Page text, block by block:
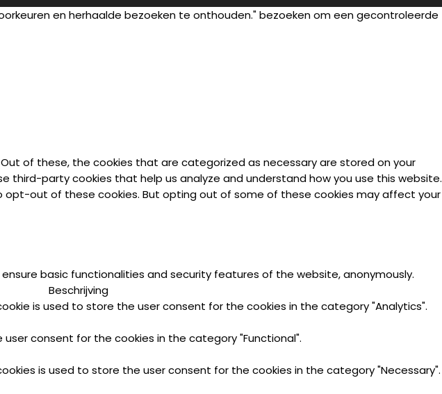
en herhaalde bezoeken te onthouden." bezoeken om een gecontroleerde
of these, the cookies that are categorized as necessary are stored on your
party cookies that help us analyze and understand how you use this website.
opt-out of these cookies. But opting out of some of these cookies may affect your
basic functionalities and security features of the website, anonymously.
Beschrijving
is used to store the user consent for the cookies in the category "Analytics".
consent for the cookies in the category "Functional".
is used to store the user consent for the cookies in the category "Necessary".